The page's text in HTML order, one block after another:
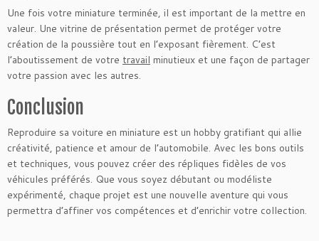
Une fois votre miniature terminée, il est important de la mettre en
valeur. Une vitrine de présentation permet de protéger votre
création de la poussière tout en l’exposant fièrement. C’est
l’aboutissement de votre travail minutieux et une façon de partager
votre passion avec les autres.
Conclusion
Reproduire sa voiture en miniature est un hobby gratifiant qui allie
créativité, patience et amour de l’automobile. Avec les bons outils
et techniques, vous pouvez créer des répliques fidèles de vos
véhicules préférés. Que vous soyez débutant ou modéliste
expérimenté, chaque projet est une nouvelle aventure qui vous
permettra d’affiner vos compétences et d’enrichir votre collection.